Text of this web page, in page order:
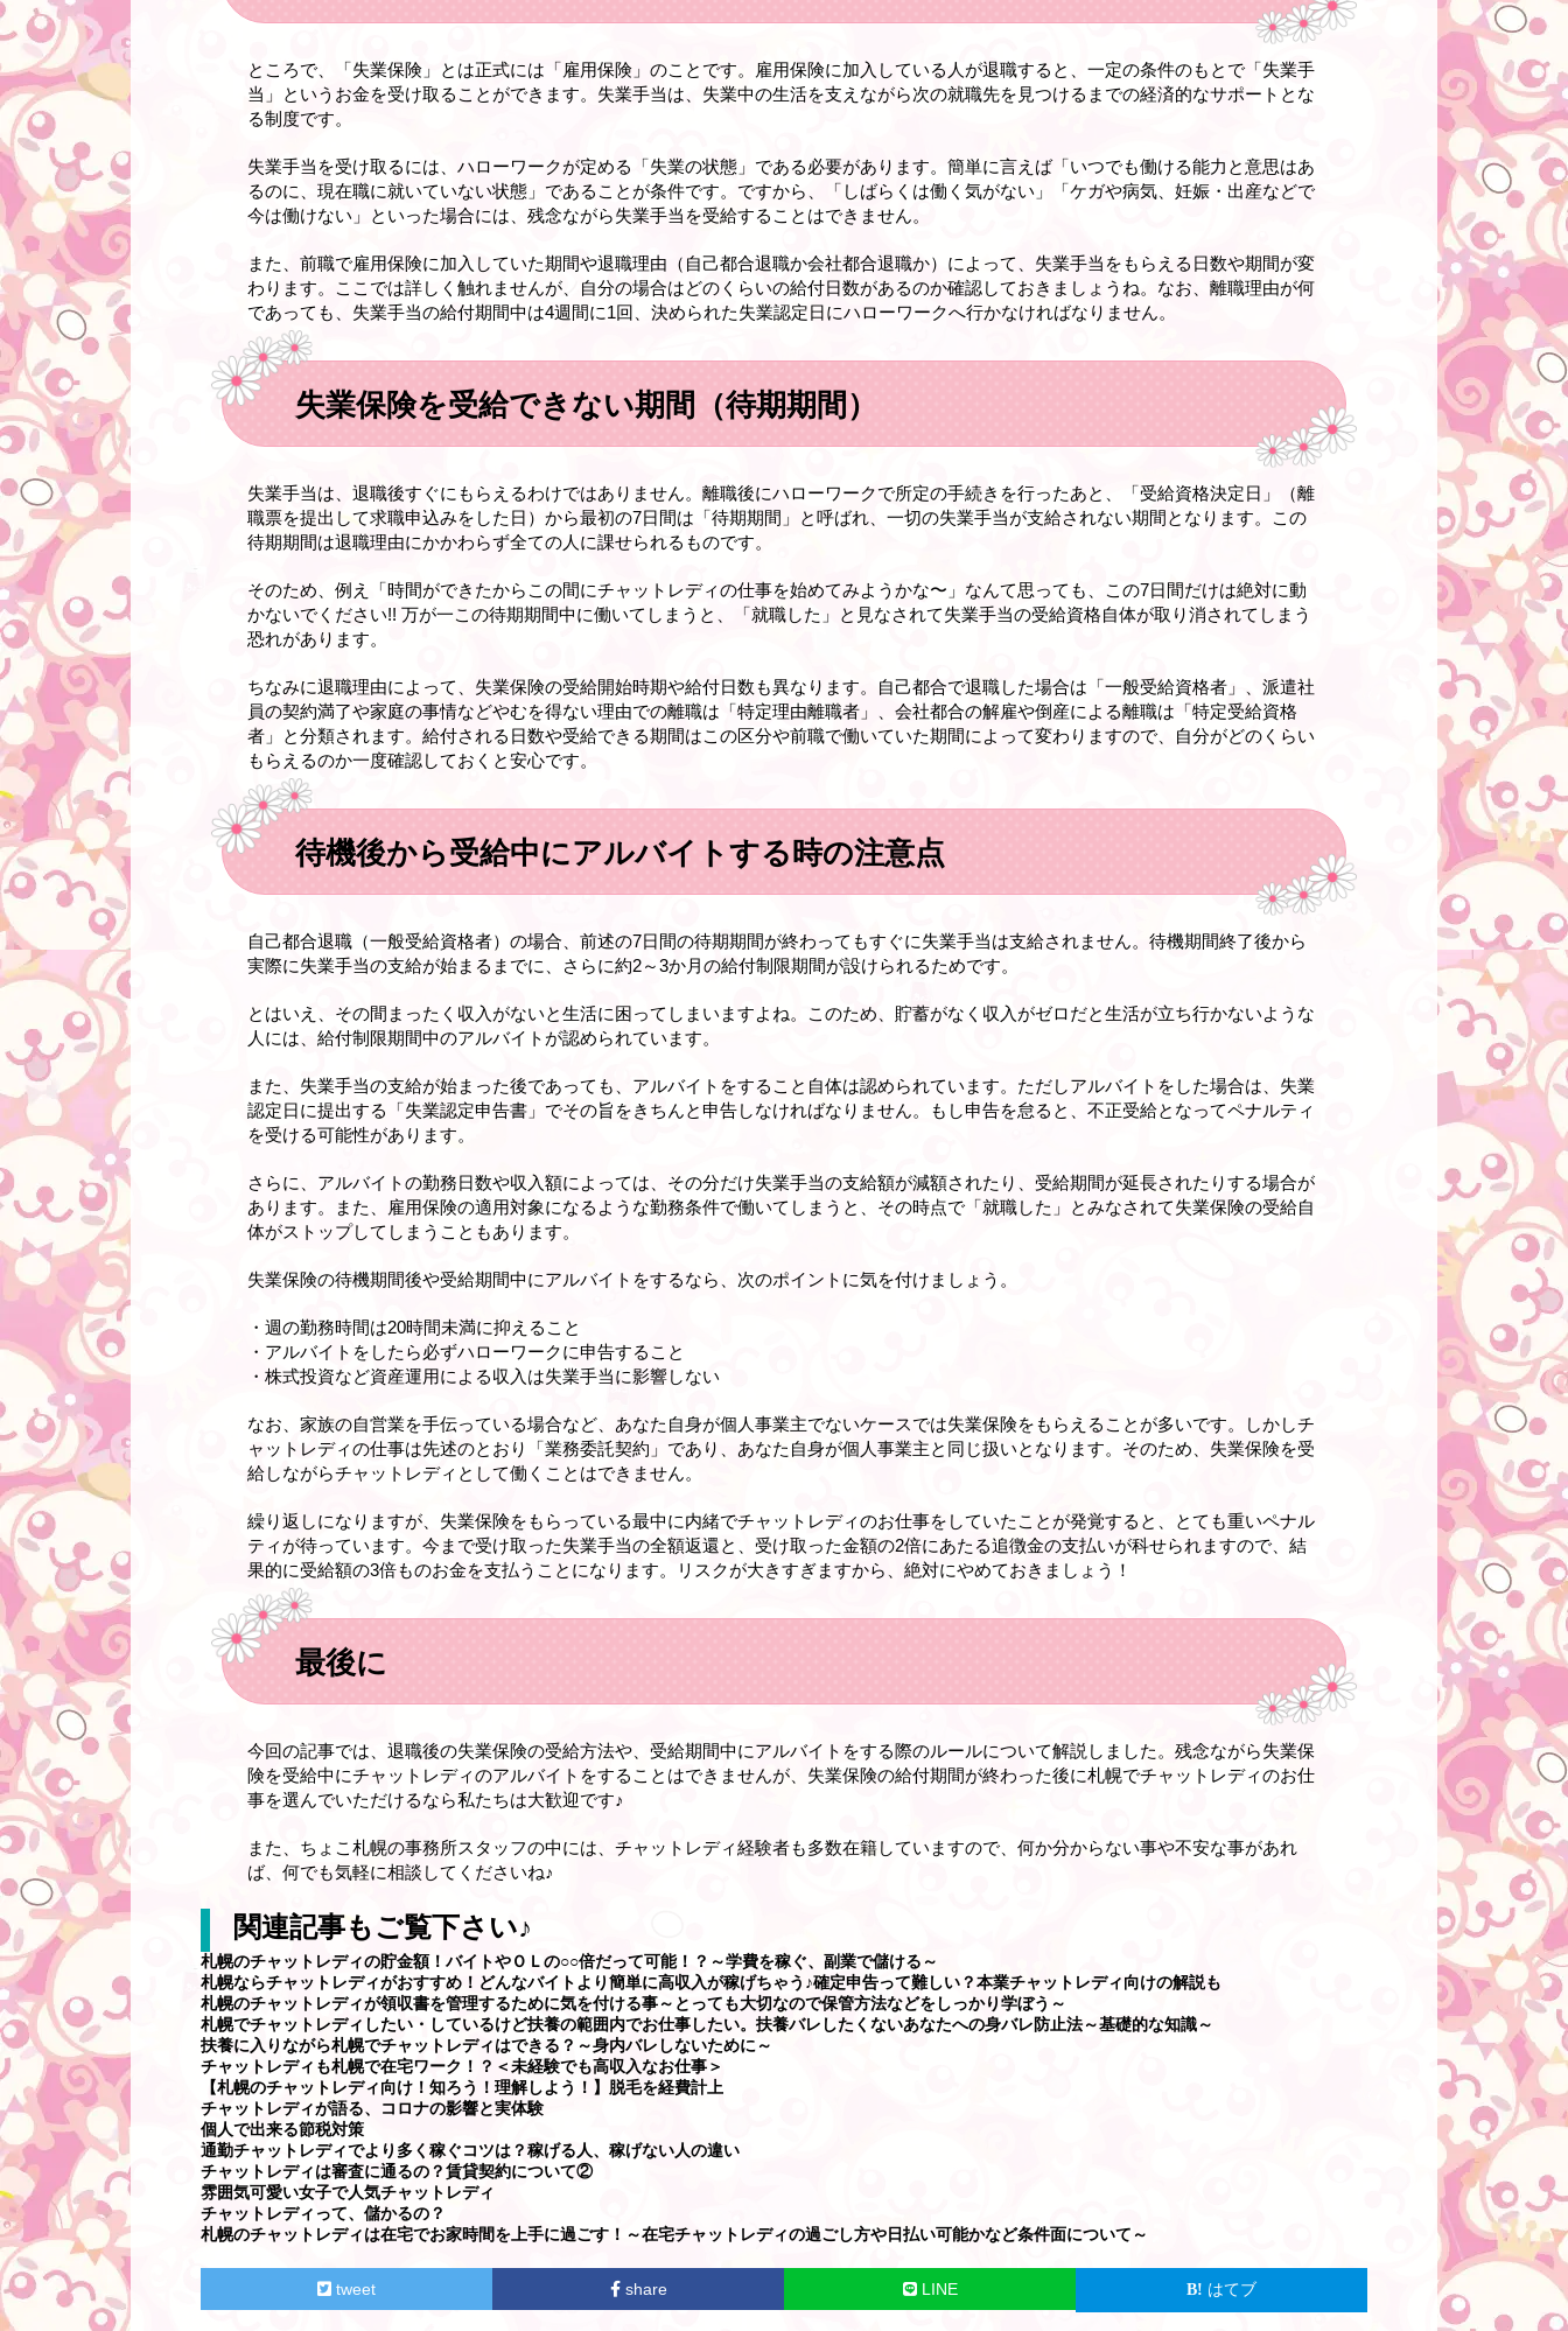
ところで、「失業保険」とは正式には「雇用保険」のことです。雇用保険に加入している人が退職すると、一定の条件のもとで「失業手
当」というお金を受け取ることができます。失業手当は、失業中の生活を支えながら次の就職先を見つけるまでの経済的なサポートとな
る制度です。
失業手当を受け取るには、ハローワークが定める「失業の状態」である必要があります。簡単に言えば「いつでも働ける能力と意思はあ
るのに、現在職に就いていない状態」であることが条件です。ですから、「しばらくは働く気がない」「ケガや病気、妊娠・出産などで
今は働けない」といった場合には、残念ながら失業手当を受給することはできません。
また、前職で雇用保険に加入していた期間や退職理由（自己都合退職か会社都合退職か）によって、失業手当をもらえる日数や期間が変
わります。ここでは詳しく触れませんが、自分の場合はどのくらいの給付日数があるのか確認しておきましょうね。なお、離職理由が何
であっても、失業手当の給付期間中は4週間に1回、決められた失業認定日にハローワークへ行かなければなりません。
失業保険を受給できない期間（待期期間）
失業手当は、退職後すぐにもらえるわけではありません。離職後にハローワークで所定の手続きを行ったあと、「受給資格決定日」（離
職票を提出して求職申込みをした日）から最初の7日間は「待期期間」と呼ばれ、一切の失業手当が支給されない期間となります。この
待期期間は退職理由にかかわらず全ての人に課せられるものです。
そのため、例え「時間ができたからこの間にチャットレディの仕事を始めてみようかな〜」なんて思っても、この7日間だけは絶対に動
かないでください!! 万が一この待期期間中に働いてしまうと、「就職した」と見なされて失業手当の受給資格自体が取り消されてしまう
恐れがあります。
ちなみに退職理由によって、失業保険の受給開始時期や給付日数も異なります。自己都合で退職した場合は「一般受給資格者」、派遣社
員の契約満了や家庭の事情などやむを得ない理由での離職は「特定理由離職者」、会社都合の解雇や倒産による離職は「特定受給資格
者」と分類されます。給付される日数や受給できる期間はこの区分や前職で働いていた期間によって変わりますので、自分がどのくらい
もらえるのか一度確認しておくと安心です。
待機後から受給中にアルバイトする時の注意点
自己都合退職（一般受給資格者）の場合、前述の7日間の待期期間が終わってもすぐに失業手当は支給されません。待機期間終了後から
実際に失業手当の支給が始まるまでに、さらに約2～3か月の給付制限期間が設けられるためです。
とはいえ、その間まったく収入がないと生活に困ってしまいますよね。このため、貯蓄がなく収入がゼロだと生活が立ち行かないような
人には、給付制限期間中のアルバイトが認められています。
また、失業手当の支給が始まった後であっても、アルバイトをすること自体は認められています。ただしアルバイトをした場合は、失業
認定日に提出する「失業認定申告書」でその旨をきちんと申告しなければなりません。もし申告を怠ると、不正受給となってペナルティ
を受ける可能性があります。
さらに、アルバイトの勤務日数や収入額によっては、その分だけ失業手当の支給額が減額されたり、受給期間が延長されたりする場合が
あります。また、雇用保険の適用対象になるような勤務条件で働いてしまうと、その時点で「就職した」とみなされて失業保険の受給自
体がストップしてしまうこともあります。
失業保険の待機期間後や受給期間中にアルバイトをするなら、次のポイントに気を付けましょう。
・週の勤務時間は20時間未満に抑えること
・アルバイトをしたら必ずハローワークに申告すること
・株式投資など資産運用による収入は失業手当に影響しない
なお、家族の自営業を手伝っている場合など、あなた自身が個人事業主でないケースでは失業保険をもらえることが多いです。しかしチ
ャットレディの仕事は先述のとおり「業務委託契約」であり、あなた自身が個人事業主と同じ扱いとなります。そのため、失業保険を受
給しながらチャットレディとして働くことはできません。
繰り返しになりますが、失業保険をもらっている最中に内緒でチャットレディのお仕事をしていたことが発覚すると、とても重いペナル
ティが待っています。今まで受け取った失業手当の全額返還と、受け取った金額の2倍にあたる追徴金の支払いが科せられますので、結
果的に受給額の3倍ものお金を支払うことになります。リスクが大きすぎますから、絶対にやめておきましょう！
最後に
今回の記事では、退職後の失業保険の受給方法や、受給期間中にアルバイトをする際のルールについて解説しました。残念ながら失業保
険を受給中にチャットレディのアルバイトをすることはできませんが、失業保険の給付期間が終わった後に札幌でチャットレディのお仕
事を選んでいただけるなら私たちは大歓迎です♪
また、ちょこ札幌の事務所スタッフの中には、チャットレディ経験者も多数在籍していますので、何か分からない事や不安な事があれ
ば、何でも気軽に相談してくださいね♪
関連記事もご覧下さい♪
札幌のチャットレディの貯金額！バイトやＯＬの○○倍だって可能！？～学費を稼ぐ、副業で儲ける～
札幌ならチャットレディがおすすめ！どんなバイトより簡単に高収入が稼げちゃう♪確定申告って難しい？本業チャットレディ向けの解説も
札幌のチャットレディが領収書を管理するために気を付ける事～とっても大切なので保管方法などをしっかり学ぼう～
札幌でチャットレディしたい・しているけど扶養の範囲内でお仕事したい。扶養バレしたくないあなたへの身バレ防止法～基礎的な知識～
扶養に入りながら札幌でチャットレディはできる？～身内バレしないために～
チャットレディも札幌で在宅ワーク！？＜未経験でも高収入なお仕事＞
【札幌のチャットレディ向け！知ろう！理解しよう！】脱毛を経費計上
チャットレディが語る、コロナの影響と実体験
個人で出来る節税対策
通勤チャットレディでより多く稼ぐコツは？稼げる人、稼げない人の違い
チャットレディは審査に通るの？賃貸契約について②
雰囲気可愛い女子で人気チャットレディ
チャットレディって、儲かるの？
札幌のチャットレディは在宅でお家時間を上手に過ごす！～在宅チャットレディの過ごし方や日払い可能かなど条件面について～
tweet share LINE はてブ